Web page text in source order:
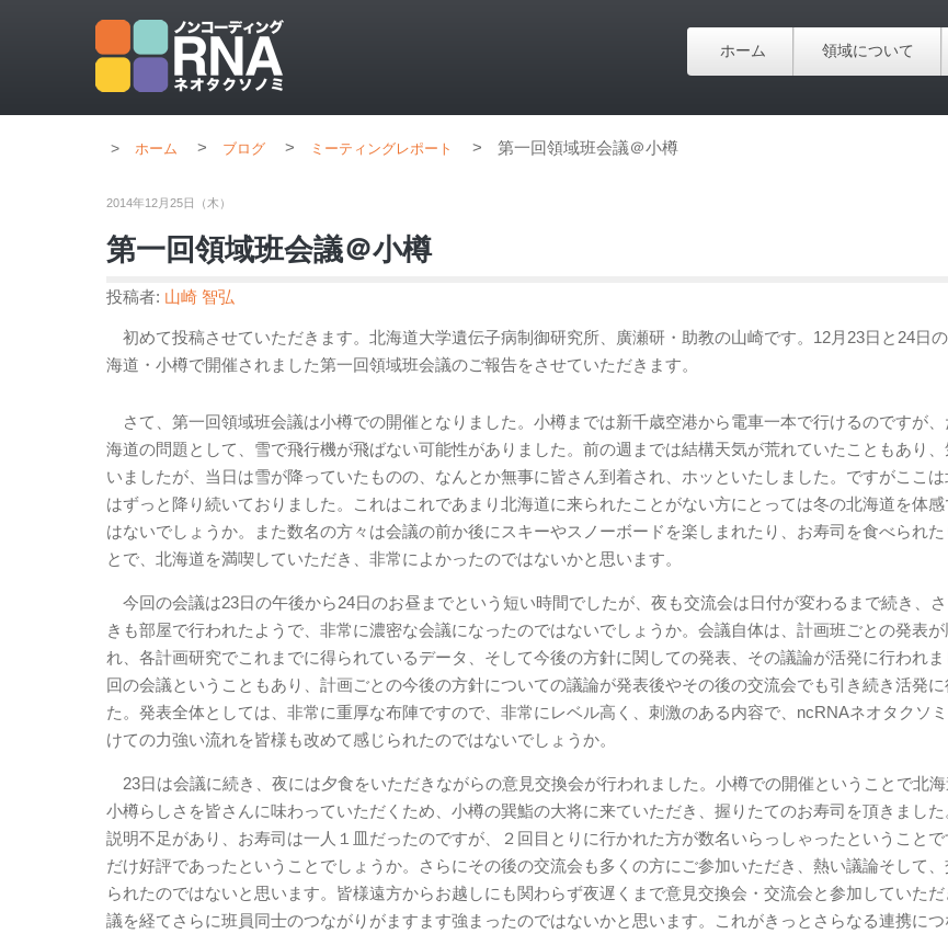
ホーム 領域について
ホーム > ブログ > ミーティングレポート > 第一回領域班会議＠小樽
2014年12月25日（木）
第一回領域班会議＠小樽
投稿者: 山崎 智弘
初めて投稿させていただきます。北海道大学遺伝子病制御研究所、廣瀬研・助教の山崎です。12月23日と24日
海道・小樽で開催されました第一回領域班会議のご報告をさせていただきます。
さて、第一回領域班会議は小樽での開催となりました。小樽までは新千歳空港から電車一本で行けるのですが
海道の問題として、雪で飛行機が飛ばない可能性がありました。前の週までは結構天気が荒れていたこともあり
いましたが、当日は雪が降っていたものの、なんとか無事に皆さん到着され、ホッといたしました。ですがここ
はずっと降り続いておりました。これはこれであまり北海道に来られたことがない方にとっては冬の北海道を体
はないでしょうか。また数名の方々は会議の前か後にスキーやスノーボードを楽しまれたり、お寿司を食べられた
とで、北海道を満喫していただき、非常によかったのではないかと思います。
今回の会議は23日の午後から24日のお昼までという短い時間でしたが、夜も交流会は日付が変わるまで続き、
きも部屋で行われたようで、非常に濃密な会議になったのではないでしょうか。会議自体は、計画班ごとの発表
れ、各計画研究でこれまでに得られているデータ、そして今後の方針に関しての発表、その議論が活発に行われ
回の会議ということもあり、計画ごとの今後の方針についての議論が発表後やその後の交流会でも引き続き活発に
た。発表全体としては、非常に重厚な布陣ですので、非常にレベル高く、刺激のある内容で、ncRNAネオタクソ
けての力強い流れを皆様も改めて感じられたのではないでしょうか。
23日は会議に続き、夜には夕食をいただきながらの意見交換会が行われました。小樽での開催ということで北海
小樽らしさを皆さんに味わっていただくため、小樽の巽鮨の大将に来ていただき、握りたてのお寿司を頂きまし
説明不足があり、お寿司は一人１皿だったのですが、２回目とりに行かれた方が数名いらっしゃったということ
だけ好評であったということでしょうか。さらにその後の交流会も多くの方にご参加いただき、熱い議論そして
られたのではないと思います。皆様遠方からお越しにも関わらず夜遅くまで意見交換会・交流会と参加していた
議を経てさらに班員同士のつながりがますます強まったのではないかと思います。これがきっとさらなる連携に